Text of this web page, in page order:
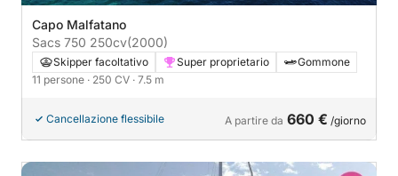
Capo Malfatano
Sacs 750 250cv(2000)
Skipper facoltativo Super proprietario
Gommone
11 persone · 250 CV · 7.5 m
Cancellazione flessibile A partire da 660 € /giorno